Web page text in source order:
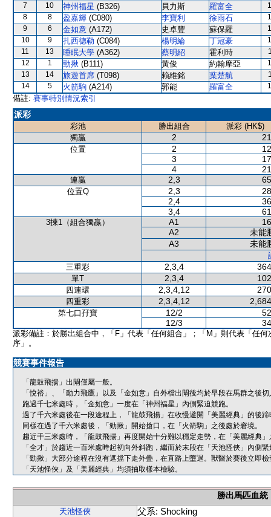
7
10 神州福星 (B326) 貝力斯 羅富全
8
8 盈嘉輝 (C080) 李寶利 徐雨石
9
6 金如意 (A172) 史卓豐 蘇保羅
10
9 扎西德勒 (C084) 楊明綸 丁冠豪
11
13 睡眠大學 (A362) 蔡明紹 霍利時
12
1 勁揪 (B111) 黃俊 約翰摩亞
13
14 旅遊首席 (T098) 賴維銘 葉楚航
14
5 火箭駒 (A214) 郭能 羅富全
備註: 賽事特別情況索引
派彩
彩池 勝出組合
派彩 (HK$)
獨贏
2
位置 2
3
4
連贏 2,3
位置Q 2,3
2,4
3,4
3揀1（組合獨贏） A1
A2
未能
A3
未能
三重彩
2,3,4
單T 2,3,4
四連環 2,3,4,12
四重彩 2,3,4,12
第七口孖寶 12/2
12/3
派彩備註：於勝出組合中，「F」代表「任何組合」；「M」則代表「任何
序」。
競賽事件報告
「龍鼓飛揚」出閘僅屬一般。
「悅裕」、「動力飛鷹」以及「金如意」自外檔出閘後均於早段在馬群之後切
跑過千七米處時，「金如意」一度在「神州福星」內側緊迫競跑。
過了千六米處後在一段途程上，「龍鼓飛揚」在收慢避開「美麗經典」的後
同樣在過了千六米處後，「勁揪」開始搶口，在「火箭駒」之後處於窘境。
趨近千三米處時，「龍鼓飛揚」再度開始十分難以穩定走勢，在「美麗經典
「全才」於趨近一百米處時起初向外斜跑，繼而於末段在「天池怪俠」內側
「勁揪」大部分途程在沒有遮擋下走外疊，在直路上墮退。獸醫於賽後立即
「天池怪俠」及「美麗經典」均須抽取樣本檢驗。
勝出馬匹血統
天池怪俠
父系: Shocking